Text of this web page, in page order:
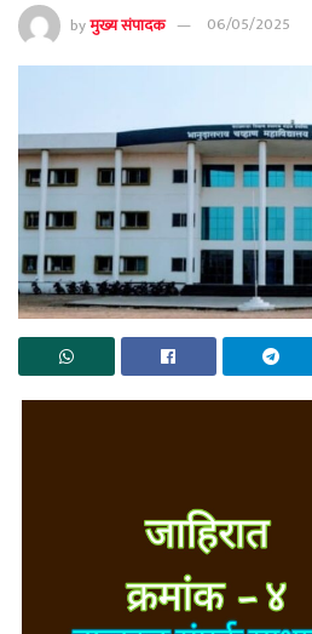
byमुख्य संपादक 06/05/2025